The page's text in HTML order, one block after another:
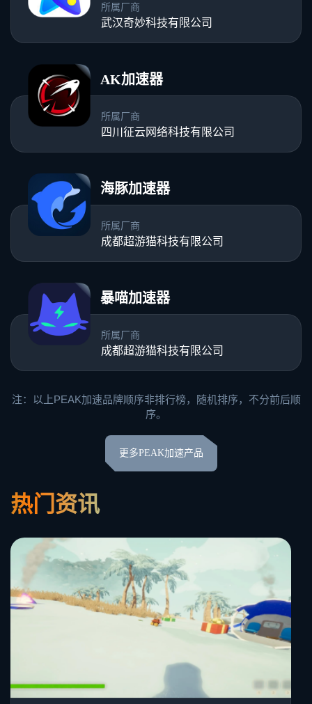
所属厂商
武汉奇妙科技有限公司
AK加速器
所属厂商
四川征云网络科技有限公司
海豚加速器
所属厂商
成都超游猫科技有限公司
暴喵加速器
所属厂商
成都超游猫科技有限公司
注：以上PEAK加速品牌顺序非排行榜，随机排序，不分前后顺
序。
更多PEAK加速产品
热门资讯